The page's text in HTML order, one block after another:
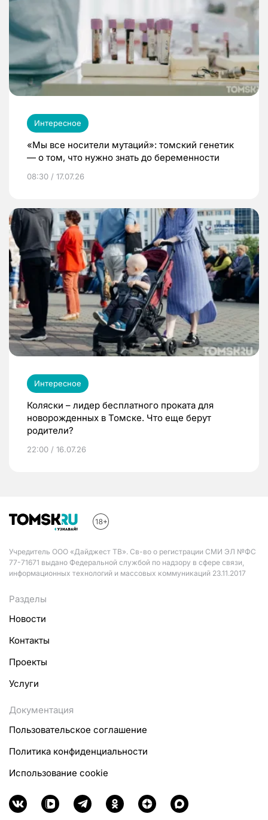
Интересное
«Мы все носители мутаций»: томский генетик
— о том, что нужно знать до беременности
08:30 / 17.07.26
Интересное
Коляски – лидер бесплатного проката для
новорожденных в Томске. Что еще берут
родители?
22:00 / 16.07.26
Учредитель ООО «Дайджест ТВ». Св-во о регистрации СМИ ЭЛ №ФС
77-71671 выдано Федеральной службой по надзору в сфере связи,
информационных технологий и массовых коммуникаций 23.11.2017
Разделы
Новости
Контакты
Проекты
Услуги
Документация
Пользовательское соглашение
Политика конфиденциальности
Использование cookie